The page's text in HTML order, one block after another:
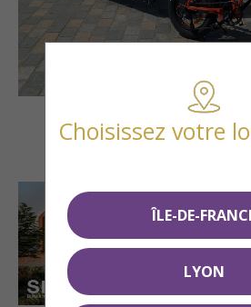
Choisissez votre
ÎLE-DE-
LYON